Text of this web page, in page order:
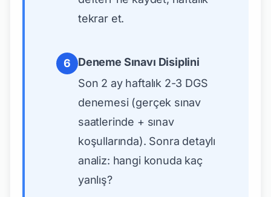
tekrar et.
6
Deneme Sınavı Disiplini
Son 2 ay haftalık 2-3 DGS
denemesi (gerçek sınav
saatlerinde + sınav
koşullarında). Sonra detaylı
analiz: hangi konuda kaç
yanlış?